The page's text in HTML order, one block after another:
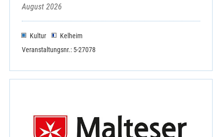
August 2026
Kultur
Kelheim
Veranstaltungsnr.: 5-27078